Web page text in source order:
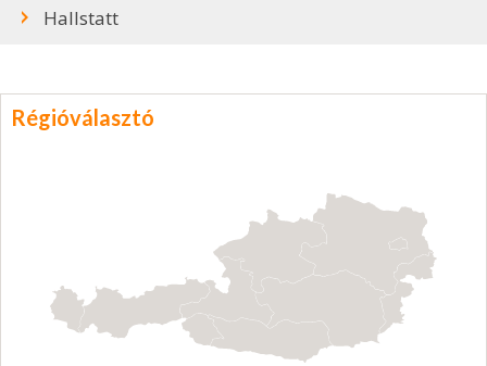
Hallstatt
Régióválasztó